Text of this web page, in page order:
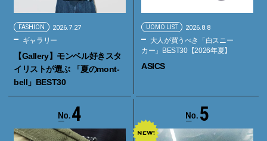
FASHION 2026.7.27
ギャラリー
【Gallery】モンベル好きスタ
イリストが選ぶ 「夏のmont-
bell」BEST30
UOMO LIST 2026.8.8
大人が買うべき「白スニー
カー」BEST30【2026年夏】
ASICS
4 5